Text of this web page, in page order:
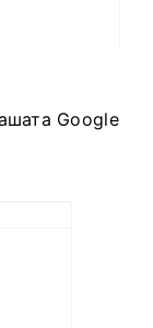
Google